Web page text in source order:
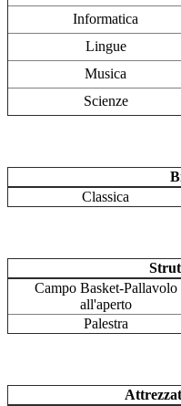
Informatica
Lingue
Musica
Scienze
Classica
Campo Basket-Pallavolo
all'aperto
Palestra